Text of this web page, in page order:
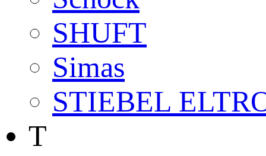
SHUFT
Simas
STIEBEL
T